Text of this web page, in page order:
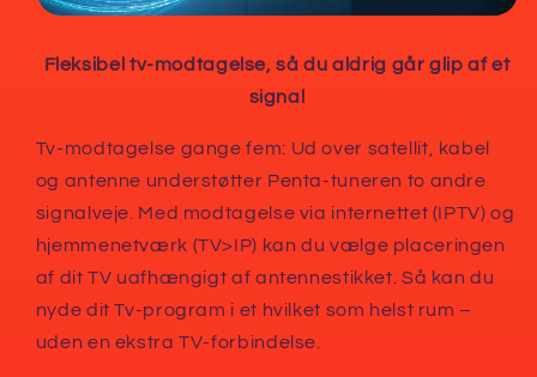
Fleksibel tv-modtagelse, så du aldrig går glip af et
signal
Tv-modtagelse gange fem: Ud over satellit, kabel
og antenne understøtter Penta-tuneren to andre
signalveje. Med modtagelse via internettet (IPTV) og
hjemmenetværk (TV>IP) kan du vælge placeringen
af dit TV uafhængigt af antennestikket. Så kan du
nyde dit Tv-program i et hvilket som helst rum –
uden en ekstra TV-forbindelse.